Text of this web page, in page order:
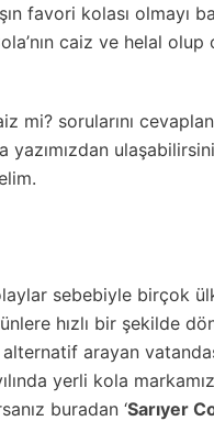
favori kolası olmayı
caiz ve helal olup
mi? sorularını
yazımızdan
sebebiyle birçok
hızlı bir şekilde
arayan
yerli kola
buradan ‘Sarıyer